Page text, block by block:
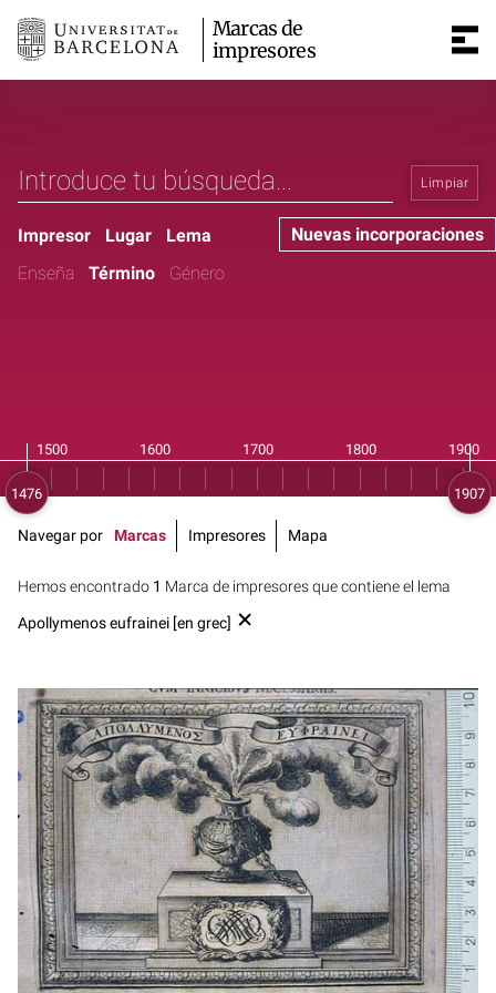
Marcas de
impresores
Limpiar
Nuevas incorporaciones
Impresor Lugar
Lema
Enseña
Término Género
Hemos encontrado 1 Marca de impresores que contiene el lema
Apollymenos eufrainei [en grec]
Navegar por Marcas Impresores Mapa